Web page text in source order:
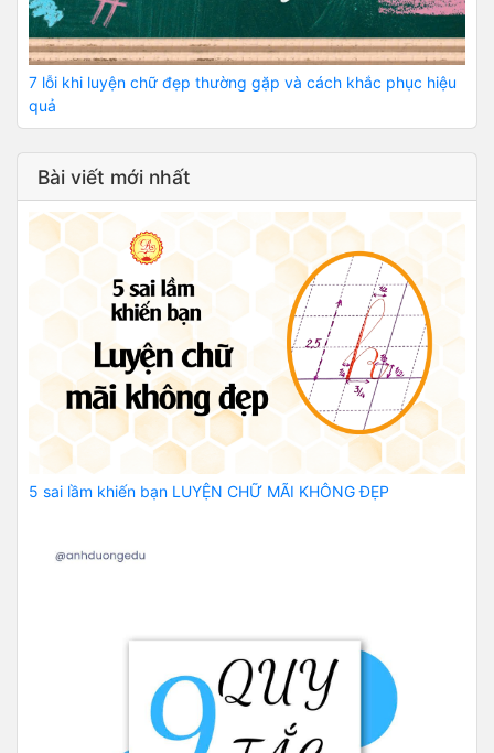
7 lỗi khi luyện chữ đẹp thường gặp và cách khắc phục hiệu
quả
Bài viết mới nhất
5 sai lầm khiến bạn LUYỆN CHỮ MÃI KHÔNG ĐẸP